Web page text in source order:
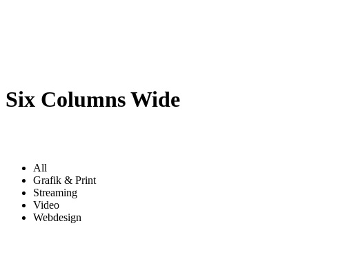
Six Columns Wide
All
Grafik & Print
Streaming
Video
Webdesign